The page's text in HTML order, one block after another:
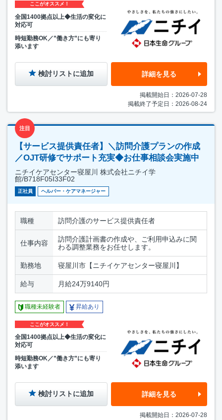
ここがオススメ！
全国1400拠点以上◆生活の変化に
対応可
時短勤務OK／”働き方”にも寄り
添います
検討リストに追加 詳細を見る
掲載開始日：2026-07-28
掲載終了予定日：2026-08-24
注目
【サービス提供責任者】＼訪問介護プランの作成
／OJT研修でサポート充実◆お仕事相談会実施中
ニチイケアセンター寝屋川 株式会社ニチイ学
館/B718F05I33F02
正社員 ヘルパー・ケアマネージャー
職種 訪問介護のサービス提供責任者
仕事内容
訪問介護計画書の作成や、ご利用申込みに関
わる調整業務をお任せします。
勤務地 寝屋川市【ニチイケアセンター寝屋川】
給与 月給24万9140円
職種未経験者 昇給あり
ここがオススメ！
全国1400拠点以上◆生活の変化に
対応可
時短勤務OK／”働き方”にも寄り
添います
検討リストに追加 詳細を見る
掲載開始日：2026-07-28